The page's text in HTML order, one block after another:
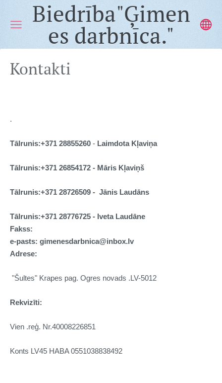
Biedrība"Ģimen
es darbnīca."
Kontakti
.
Tālrunis:+371 28855260 - Laimdota Kļaviņa
Tālrunis:+371 26854172 - Māris Kļaviņš
Tālrunis:+371 28726509 - Jānis Laudāns
Tālrunis:+371 28776725 - Iveta Laudāne
Fakss:
e-pasts: gimenesdarbnica@inbox.lv
Adrese:
"Šultes" Krapes pag. Ogres novads .LV-5012
Rekvizīti:
Vien .reģ. Nr.40008226851
Konts LV45 HABA 0551038838492